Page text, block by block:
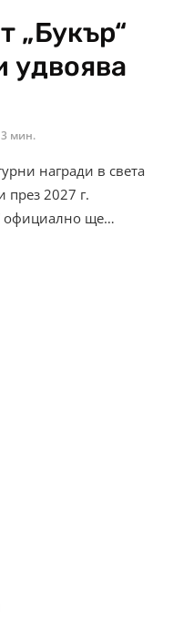
„Букър“
удвоява
3 мин.
награди в света
през 2027 г.
официално ще…